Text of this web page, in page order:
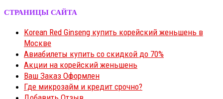
СТРАНИЦЫ САЙТА
Korean Red Ginseng купить корейский женьшень в
Москве
Авиабилеты купить со скидкой до 70%
Акции на корейский женьшень
Ваш Заказ Оформлен
Где микрозайм и кредит срочно?